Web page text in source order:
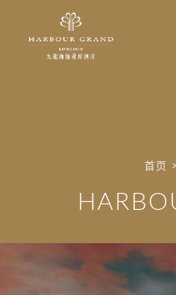
首页 >